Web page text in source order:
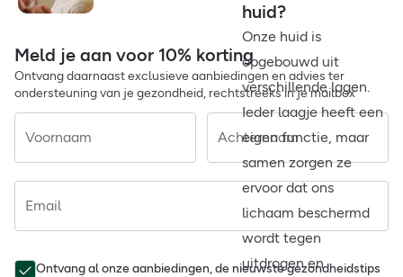
huid?
Onze huid is
opgebouwd uit
verschillende lagen.
Ieder laagje heeft een
eigen functie, maar
samen zorgen ze
ervoor dat ons
lichaam beschermd
wordt tegen
uitdrogen en
Meld je aan voor 10% korting
Ontvang daarnaast exclusieve aanbiedingen en advies ter
ondersteuning van je gezondheid, rechtstreeks in je mailbox
Voornaam Achternaam
Email
Ontvang al onze aanbiedingen, de nieuwste gezondheidstips